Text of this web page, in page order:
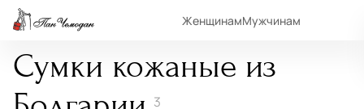
ЖенщинамМужчинам
Сумки кожаные из
3